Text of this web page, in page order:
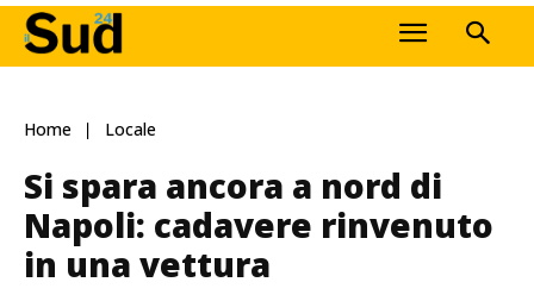
Home Locale
Si spara ancora a nord di
Napoli: cadavere rinvenuto
in una vettura